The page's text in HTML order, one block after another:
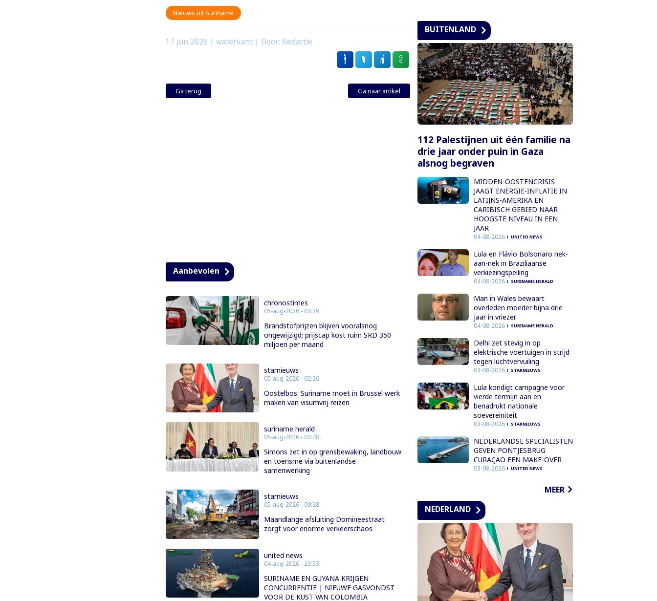
Nieuws uit Suriname
17 jun 2026 | waterkant | Door: Redactie
Ga terug Ga naar artikel
Aanbevolen
chronostimes
05-aug-2026 - 02:39
Brandstofprijzen blijven vooralsnog
ongewijzigd; prijscap kost ruim SRD 350
miljoen per maand
starnieuws
05-aug-2026 - 02:26
Oostelbos: Suriname moet in Brussel werk
maken van visumvrij reizen
suriname herald
05-aug-2026 - 01:48
Simons zet in op grensbewaking, landbouw
en toerisme via buitenlandse
samenwerking
starnieuws
05-aug-2026 - 00:28
Maandlange afsluiting Domineestraat
zorgt voor enorme verkeerschaos
united news
04-aug-2026 - 23:53
SURINAME EN GUYANA KRIJGEN
CONCURRENTIE | NIEUWE GASVONDST
VOOR DE KUST VAN COLOMBIA
BUITENLAND
112 Palestijnen uit één familie na
drie jaar onder puin in Gaza
alsnog begraven
MIDDEN-OOSTENCRISIS
JAAGT ENERGIE-INFLATIE IN
LATIJNS-AMERIKA EN
CARIBISCH GEBIED NAAR
HOOGSTE NIVEAU IN EEN
JAAR
04-08-2026 UNITED NEWS
Lula en Flávio Bolsonaro nek-
aan-nek in Braziliaanse
verkiezingspeiling
04-08-2026 SURINAME HERALD
Man in Wales bewaart
overleden moeder bijna drie
jaar in vriezer
04-08-2026 SURINAME HERALD
Delhi zet stevig in op
elektrische voertuigen in strijd
tegen luchtvervuiling
04-08-2026 STARNIEUWS
Lula kondigt campagne voor
vierde termijn aan en
benadrukt nationale
soevereiniteit
03-08-2026 STARNIEUWS
NEDERLANDSE SPECIALISTEN
GEVEN PONTJESBRUG
CURAÇAO EEN MAKE-OVER
03-08-2026 UNITED NEWS
MEER
NEDERLAND